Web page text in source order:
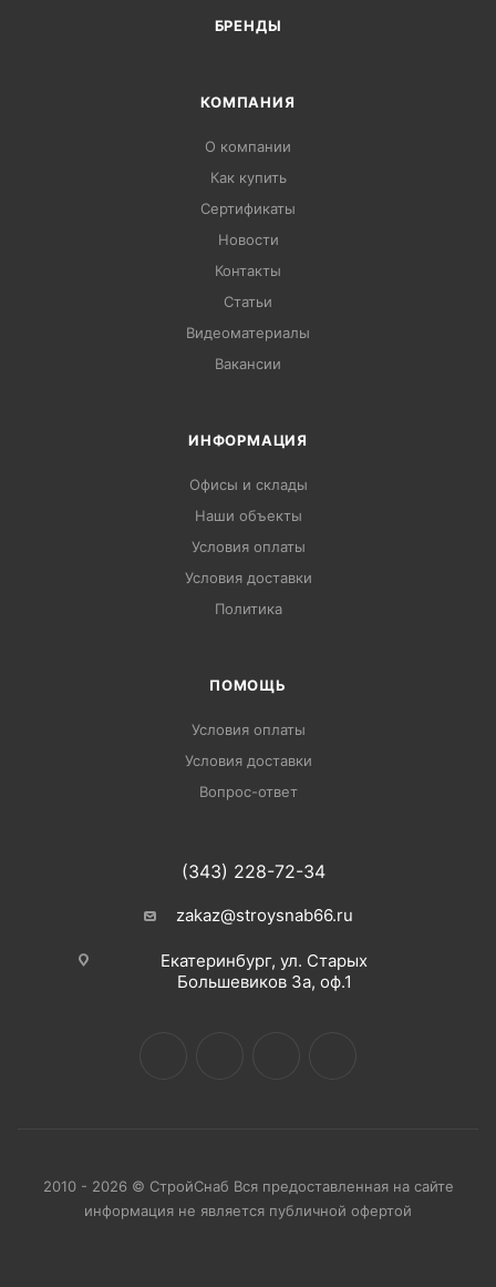
БРЕНДЫ
КОМПАНИЯ
О компании
Как купить
Сертификаты
Новости
Контакты
Статьи
Видеоматериалы
Вакансии
ИНФОРМАЦИЯ
Офисы и склады
Наши объекты
Условия оплаты
Условия доставки
Политика
ПОМОЩЬ
Условия оплаты
Условия доставки
Вопрос-ответ
(343) 228-72-34
zakaz@stroysnab66.ru
Екатеринбург, ул. Старых
Большевиков 3а, оф.1
2010 - 2026 © СтройСнаб Вся предоставленная на сайте
информация не является публичной офертой